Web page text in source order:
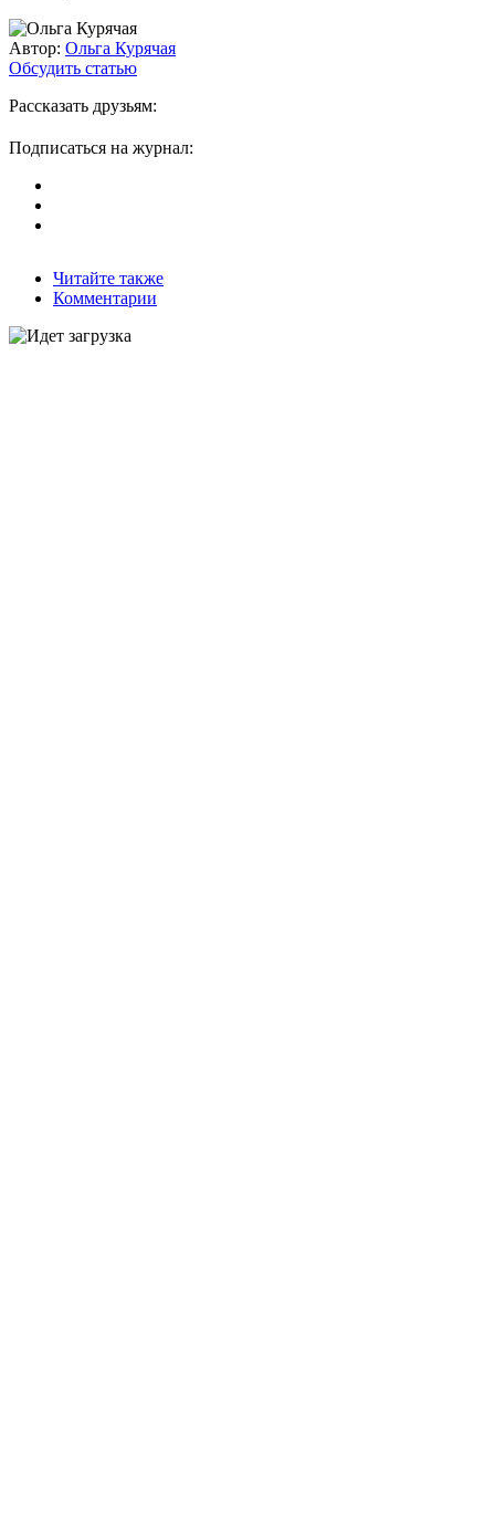
Автор: Ольга Курячая
Обсудить статью
Рассказать друзьям:
Подписаться на журнал:
Читайте также
Комментарии